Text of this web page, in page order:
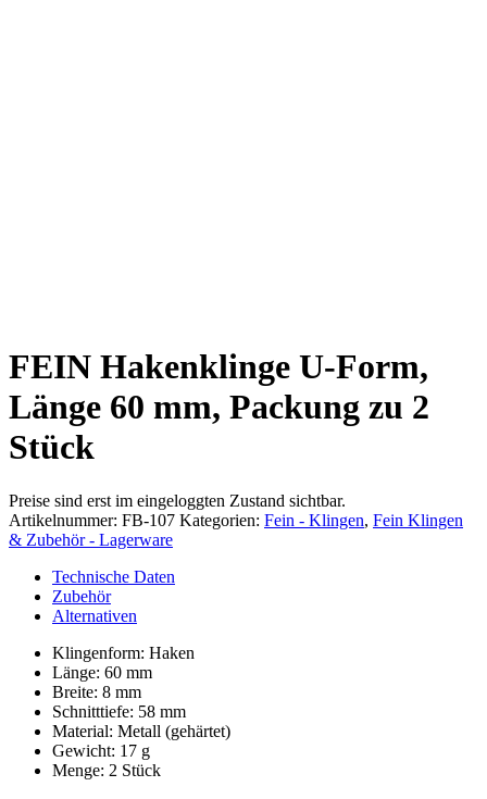
FEIN Hakenklinge U-Form,
Länge 60 mm, Packung zu 2
Stück
Preise sind erst im eingeloggten Zustand sichtbar.
Artikelnummer: FB-107 Kategorien: Fein - Klingen, Fein Klingen
& Zubehör - Lagerware
Technische Daten
Zubehör
Alternativen
Klingenform: Haken
Länge: 60 mm
Breite: 8 mm
Schnitttiefe: 58 mm
Material: Metall (gehärtet)
Gewicht: 17 g
Menge: 2 Stück